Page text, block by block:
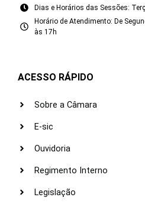
Dias e Horários das Sessões:
Horário de Atendimento: De
às 17h
ACESSO RÁPIDO
Sobre a Câmara
E-sic
Ouvidoria
Regimento Interno
Legislação